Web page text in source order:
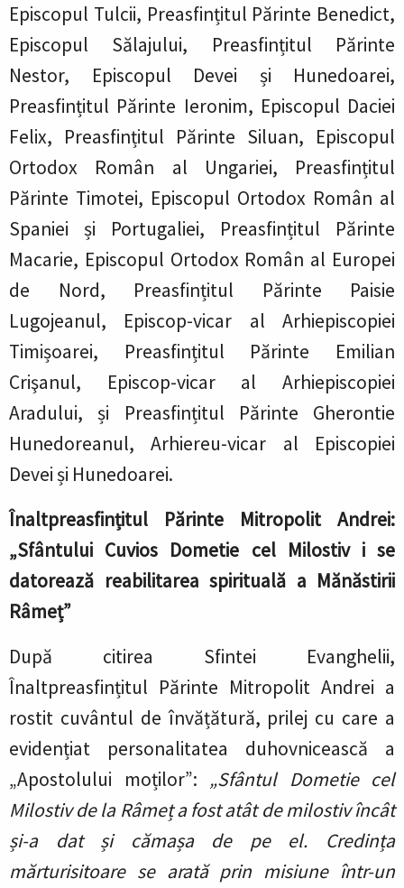
Episcopul Tulcii, Preasfințitul Părinte Benedict,
Episcopul Sălajului, Preasfințitul Părinte
Nestor, Episcopul Devei și Hunedoarei,
Preasfințitul Părinte Ieronim, Episcopul Daciei
Felix, Preasfințitul Părinte Siluan, Episcopul
Ortodox Român al Ungariei, Preasfințitul
Părinte Timotei, Episcopul Ortodox Român al
Spaniei și Portugaliei, Preasfințitul Părinte
Macarie, Episcopul Ortodox Român al Europei
de Nord, Preasfințitul Părinte Paisie
Lugojeanul, Episcop-vicar al Arhiepiscopiei
Timișoarei, Preasfințitul Părinte Emilian
Crişanul, Episcop-vicar al Arhiepiscopiei
Aradului, și Preasfințitul Părinte Gherontie
Hunedoreanul, Arhiereu-vicar al Episcopiei
Devei și Hunedoarei.
Înaltpreasfințitul Părinte Mitropolit Andrei:
„Sfântului Cuvios Dometie cel Milostiv i se
datorează reabilitarea spirituală a Mănăstirii
Râmeț”
După citirea Sfintei Evanghelii,
Înaltpreasfințitul Părinte Mitropolit Andrei a
rostit cuvântul de învățătură, prilej cu care a
evidențiat personalitatea duhovnicească a
„Apostolului moților”: „Sfântul Dometie cel
Milostiv de la Râmeț a fost atât de milostiv încât
și-a dat și cămașa de pe el. Credința
mărturisitoare se arată prin misiune într-un